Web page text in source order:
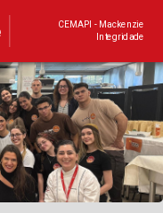
CEMAPI - Mackenzie
Integridade